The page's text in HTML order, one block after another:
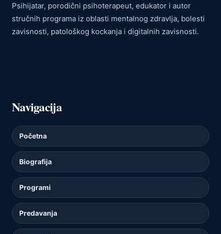
Psihijatar, porodični psihoterapeut, edukator i autor
stručnih programa iz oblasti mentalnog zdravlja, bolesti
zavisnosti, patološkog kockanja i digitalnih zavisnosti.
Navigacija
Početna
Biografija
Programi
Predavanja